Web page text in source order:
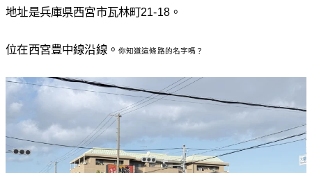
地址是兵庫県西宮市瓦林町21-18。
位在西宮豊中線沿線。 你知道這條路的名字嗎？